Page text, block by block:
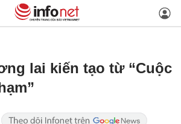
lai kiến tạo từ “Cuộc